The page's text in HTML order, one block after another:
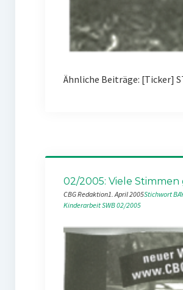
Ähnliche Beiträge: [Ticker]
02/2005: Viele Stimmen
CBG Redaktion1. April 2005Stichwort
KinderarbeitSWB 02/2005